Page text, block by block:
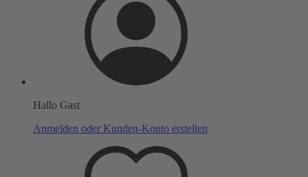
Hallo Gast
Anmelden oder Kunden-Konto erstellen